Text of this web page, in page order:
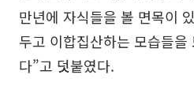
만년에 자식들을 볼 면목이
두고 이합집산하는 모습들을
다”고 덧붙였다.